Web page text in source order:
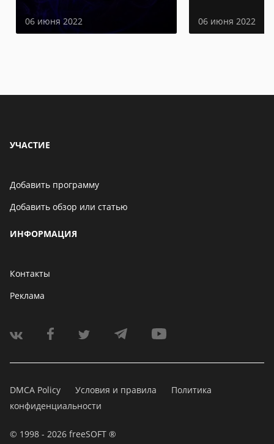
06 июня 2022 06 июня 2022
УЧАСТИЕ
Добавить программу
Добавить обзор или статью
ИНФОРМАЦИЯ
Контакты
Реклама
DMCA Policy Условия и правила
Политика
конфиденциальности
© 1998 - 2026 freeSOFT ®